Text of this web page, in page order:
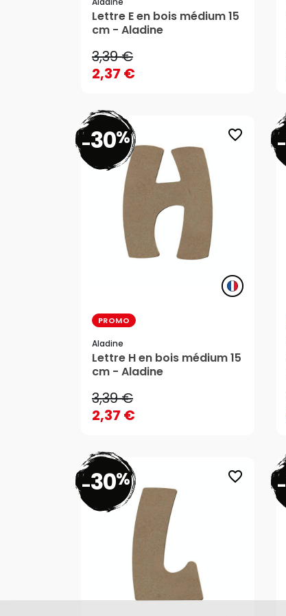
Lettre E en bois médium 15
cm - Aladine
3,39 €
2,37 €
3,39 €
2,37 €
AJOUTER AU PANIER
favorite_border
-30%
PROMO
Aladine
Lettre H en bois médium 15
cm - Aladine
3,39 €
2,37 €
3,39 €
2,37 €
AJOUTER AU PANIER
-
favorite_border
-30% -